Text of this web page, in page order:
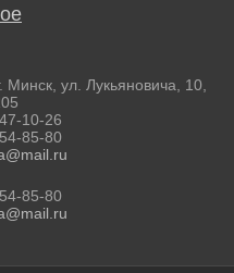
Минск, ул. Лукьяновича, 10,
10-26
85-80
85-80